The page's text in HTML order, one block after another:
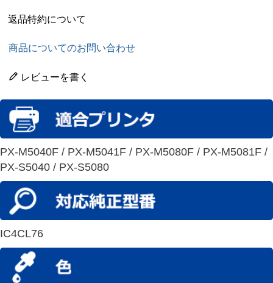
返品特約について
商品についてのお問い合わせ
レビューを書く
PX-M5040F / PX-M5041F / PX-M5080F / PX-M5081F /
PX-S5040 / PX-S5080
IC4CL76